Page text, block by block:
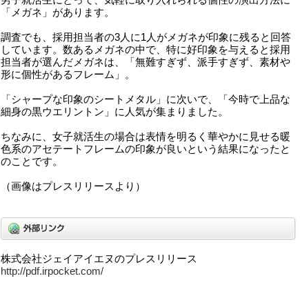
「メガネ」があります。
調査でも、採用担当者の3人に1人がメガネが印象に残ると回答
しています。数あるメガネの中で、特に好印象を与えると採用
担当者が選んだメガネは、「無難すぎず、派手すぎず、素材や
形に個性があるフレーム」。
「シャープな印象のシートメタル」に次いで、「今時で上品な
細身の黒ウエリントン」に人気が集まりました。
ちなみに、女子就活生の場合は表情を明るく華やかに見せる暖
色系のアセテートフレームの印象が良いという結果になったと
のことです。
（画像はプレスリリースより）
株式会社ジェイアイエヌのプレスリリース
http://pdf.irpocket.com/